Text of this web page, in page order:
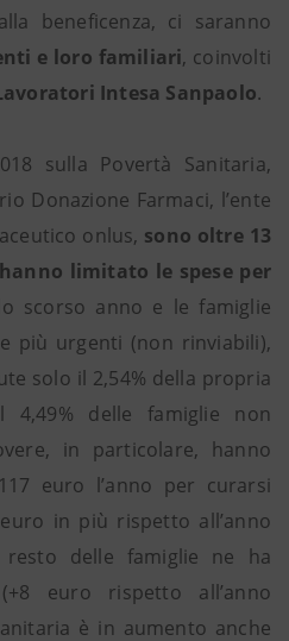
beneficenza, ci saranno
e loro familiari, coinvolti
Intesa Sanpaolo.
sulla Povertà Sanitaria,
Donazione Farmaci, l’ente
onlus, sono oltre 13
limitato le spese per
scorso anno e le famiglie
più urgenti (non rinviabili),
solo il 2,54% della propria
delle famiglie non
in particolare, hanno
euro l’anno per curarsi
in più rispetto all’anno
delle famiglie ne ha
euro rispetto all’anno
è in aumento anche